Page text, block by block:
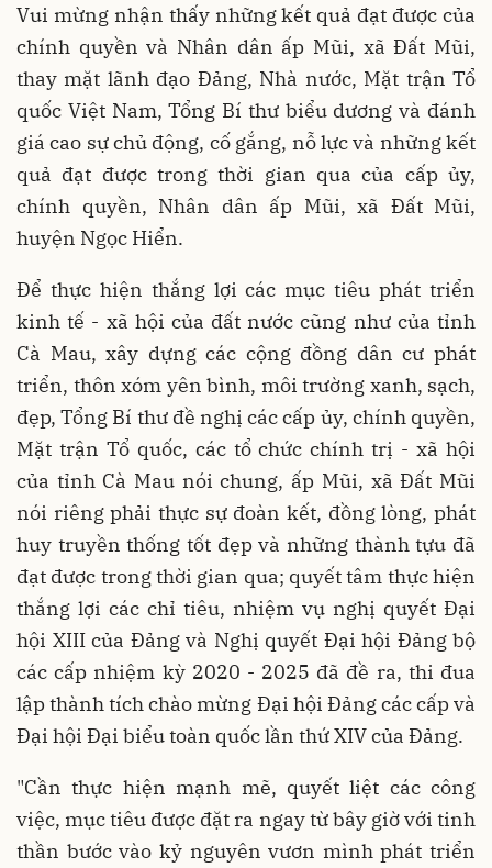
Vui mừng nhận thấy những kết quả đạt được của
chính quyền và Nhân dân ấp Mũi, xã Đất Mũi,
thay mặt lãnh đạo Đảng, Nhà nước, Mặt trận Tổ
quốc Việt Nam, Tổng Bí thư biểu dương và đánh
giá cao sự chủ động, cố gắng, nỗ lực và những kết
quả đạt được trong thời gian qua của cấp ủy,
chính quyền, Nhân dân ấp Mũi, xã Đất Mũi,
huyện Ngọc Hiển.
Để thực hiện thắng lợi các mục tiêu phát triển
kinh tế - xã hội của đất nước cũng như của tỉnh
Cà Mau, xây dựng các cộng đồng dân cư phát
triển, thôn xóm yên bình, môi trường xanh, sạch,
đẹp, Tổng Bí thư đề nghị các cấp ủy, chính quyền,
Mặt trận Tổ quốc, các tổ chức chính trị - xã hội
của tỉnh Cà Mau nói chung, ấp Mũi, xã Đất Mũi
nói riêng phải thực sự đoàn kết, đồng lòng, phát
huy truyền thống tốt đẹp và những thành tựu đã
đạt được trong thời gian qua; quyết tâm thực hiện
thắng lợi các chỉ tiêu, nhiệm vụ nghị quyết Đại
hội XIII của Đảng và Nghị quyết Đại hội Đảng bộ
các cấp nhiệm kỳ 2020 - 2025 đã đề ra, thi đua
lập thành tích chào mừng Đại hội Đảng các cấp và
Đại hội Đại biểu toàn quốc lần thứ XIV của Đảng.
"Cần thực hiện mạnh mẽ, quyết liệt các công
việc, mục tiêu được đặt ra ngay từ bây giờ với tinh
thần bước vào kỷ nguyên vươn mình phát triển